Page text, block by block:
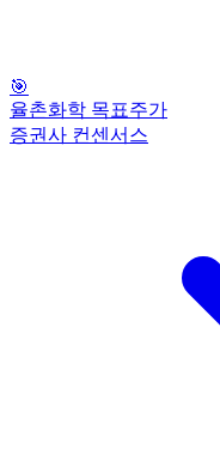
🎯
율촌화학 목표주가
증권사 컨센서스